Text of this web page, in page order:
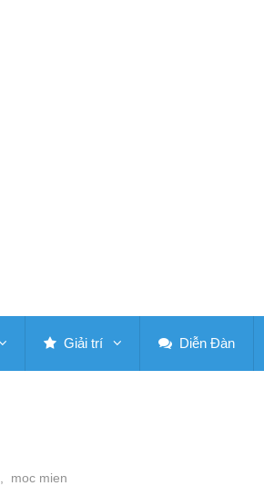
Giải trí Diễn Đàn
moc mien